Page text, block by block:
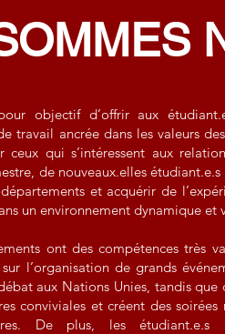
objectif d’offrir aux
travail ancrée dans les valeurs
ceux qui s’intéressent aux
de nouveaux.elles
et acquérir de
un environnement dynamique et
ont des compétences très
l’organisation de grands
aux Nations Unies, tandis que
conviviales et créent des
De plus, les étudiant.e.s